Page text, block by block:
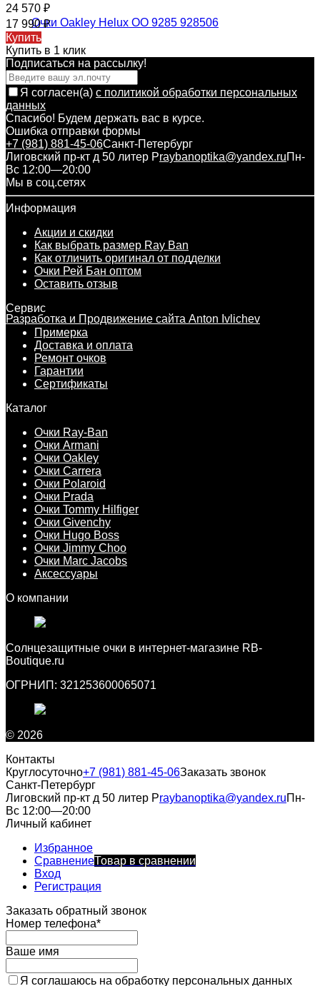
24 570 ₽
17 990₽
Купить
Купить в 1 клик
Подписаться на рассылкy!
Я согласен(a) с политикой обработки персональных
данных
Спасибо! Будем держать вас в курсе.
Ошибка отправки формы
+7 (981) 881-45-06Санкт-Петербург
Лиговский пр-кт д 50 литер Рraybanoptika@yandex.ruПн-
Вс 12:00—20:00
Мы в соц.сетях
Информация
Акции и скидки
Как выбрать размер Ray Ban
Как отличить оригинал от подделки
Очки Рей Бан оптом
Оставить отзыв
Разработка и Продвижение сайта Anton Ivlichev
Сервис
Примерка
Доставка и оплата
Ремонт очков
Гарантии
Сертификаты
Каталог
Очки Ray-Ban
Очки Armani
Очки Oakley
Очки Carrera
Очки Polaroid
Очки Prada
Очки Tommy Hilfiger
Очки Givenchy
Очки Hugo Boss
Очки Jimmy Choo
Очки Marc Jacobs
Аксессуары
О компании
Cолнцезащитные очки в интернет-магазине RB-
Boutique.ru
ОГРНИП: 321253600065071
© 2026
Контакты
Круглосуточно+7 (981) 881-45-06Заказать звонок
Санкт-Петербург
Лиговский пр-кт д 50 литер Рraybanoptika@yandex.ruПн-
Вс 12:00—20:00
Личный кабинет
Избранное
СравнениеТовар в сравнении
Вход
Регистрация
Заказать обратный звонок
Номер телефона*
Ваше имя
Я соглашаюсь на обработку персональных данных